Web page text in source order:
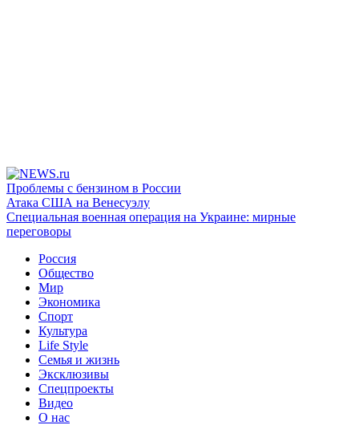
Проблемы с бензином в России
Атака США на Венесуэлу
Специальная военная операция на Украине: мирные
переговоры
Россия
Общество
Мир
Экономика
Спорт
Культура
Life Style
Семья и жизнь
Эксклюзивы
Спецпроекты
Видео
О нас